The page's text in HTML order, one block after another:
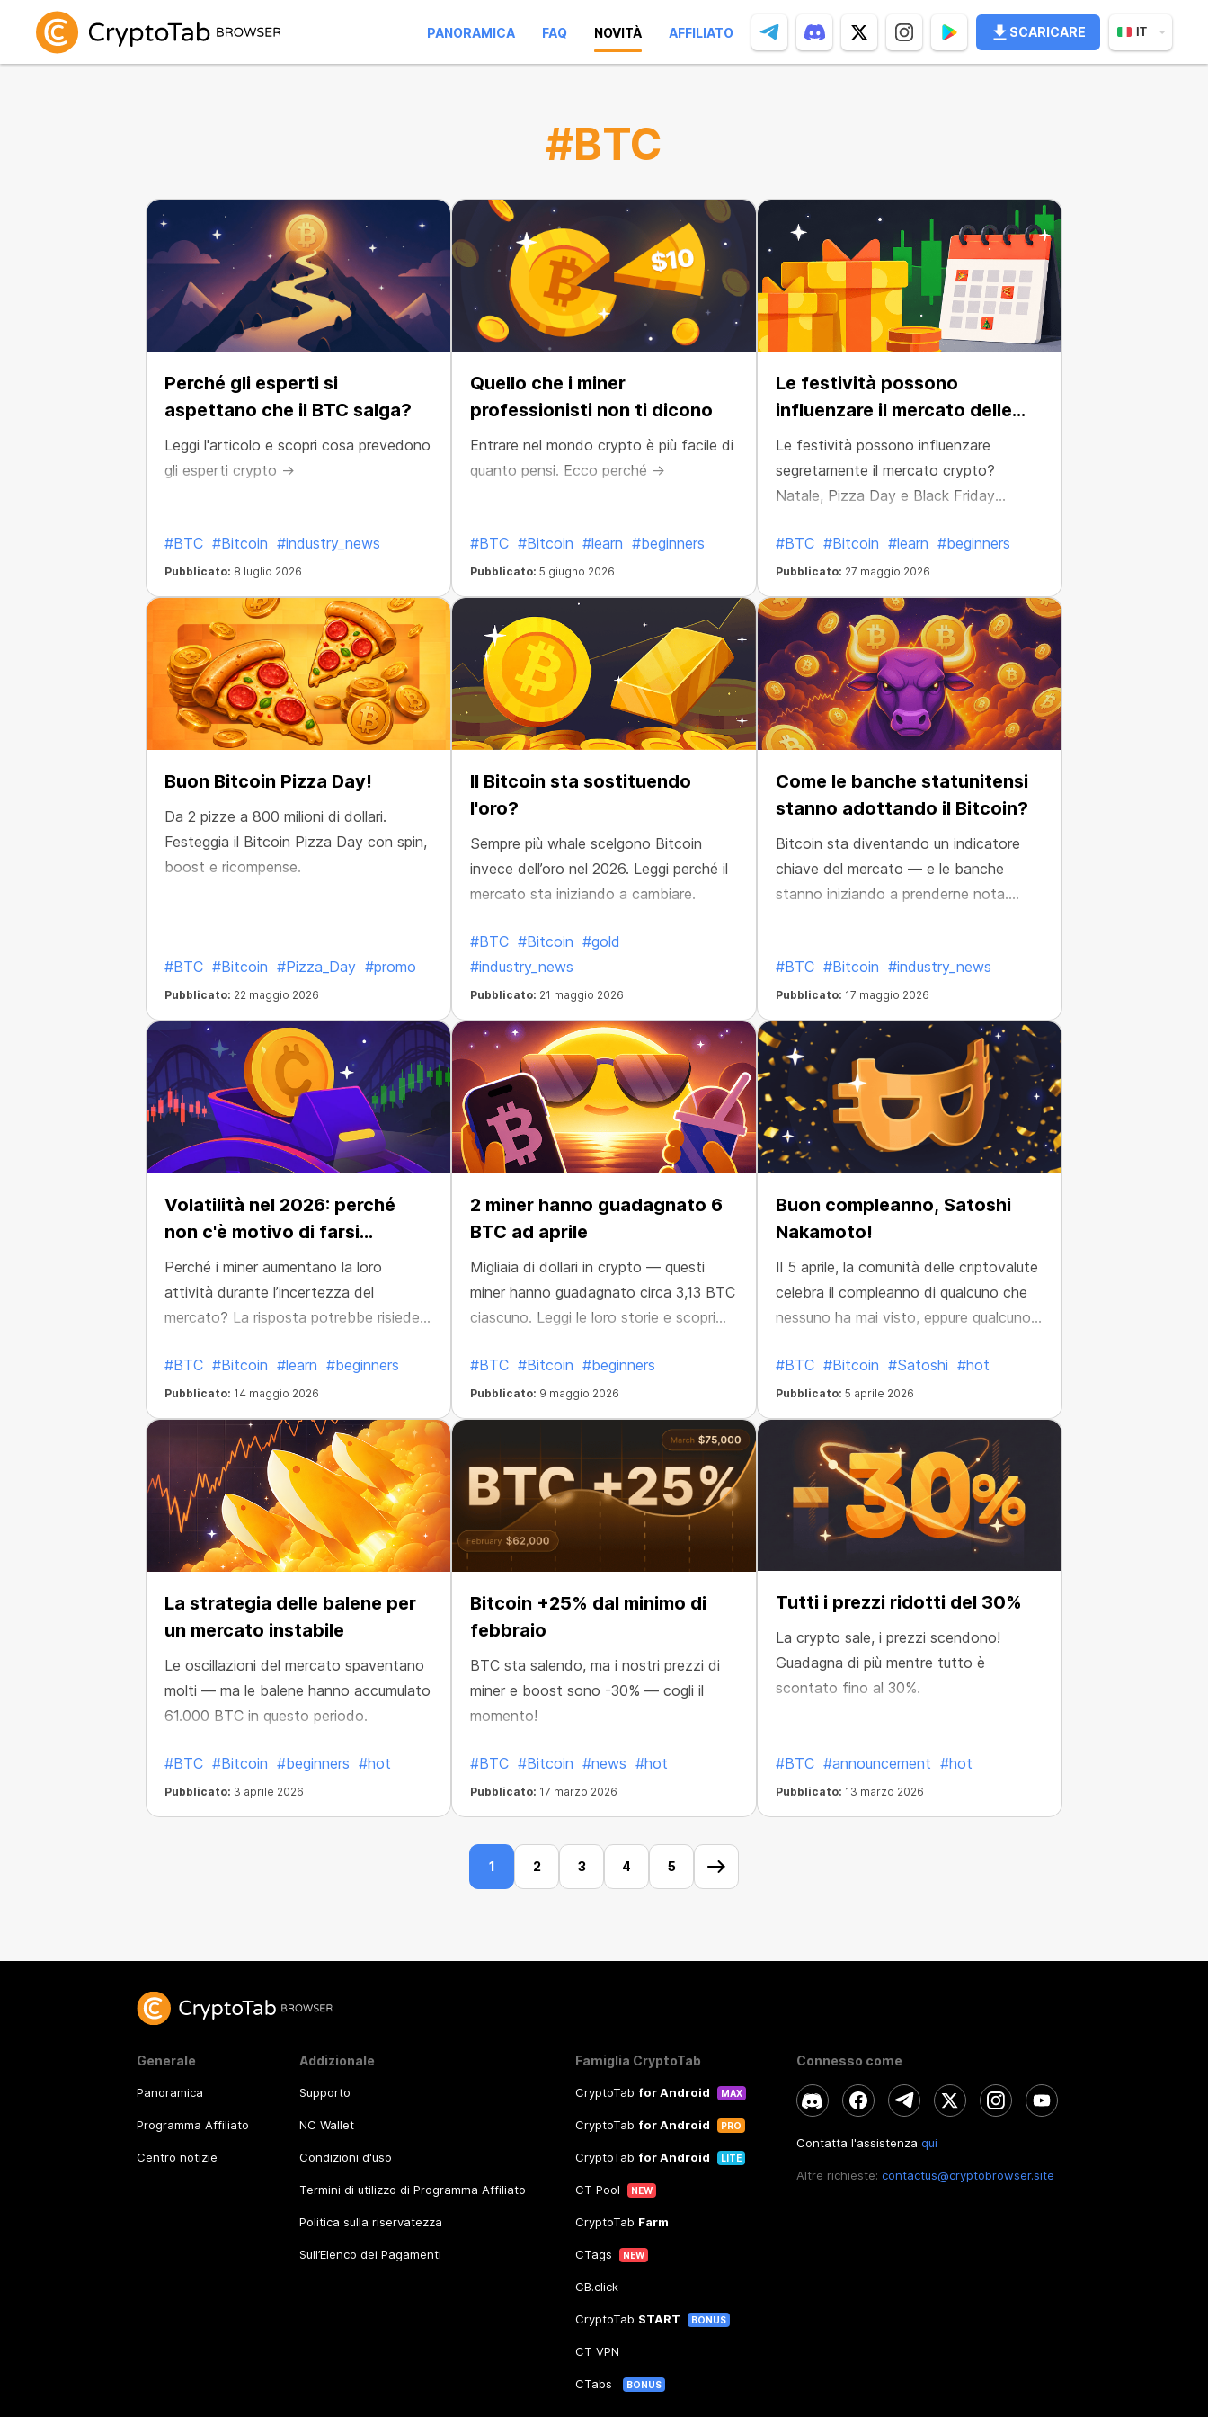
PANORAMICA FAQ NOVITÀ AFFILIATO SCARICARE IT
#BTC
Perché gli esperti si
aspettano che il BTC salga?
Leggi l'articolo e scopri cosa prevedono
gli esperti crypto →
#BTC #Bitcoin #industry_news
Pubblicato: 8 luglio 2026
Quello che i miner
professionisti non ti dicono
Entrare nel mondo crypto è più facile di
quanto pensi. Ecco perché →
#BTC #Bitcoin #learn #beginners
Pubblicato: 5 giugno 2026
Le festività possono
influenzare il mercato delle
criptovalute?
Le festività possono influenzare
segretamente il mercato crypto?
Natale, Pizza Day e Black Friday
più del previsto.
#BTC #Bitcoin #learn #beginners
Pubblicato: 27 maggio 2026
Buon Bitcoin Pizza Day!
Da 2 pizze a 800 milioni di dollari.
Festeggia il Bitcoin Pizza Day con spin,
boost e ricompense.
#BTC #Bitcoin #Pizza_Day #promo
Pubblicato: 22 maggio 2026
Il Bitcoin sta sostituendo
l'oro?
Sempre più whale scelgono Bitcoin
invece dell’oro nel 2026. Leggi perché il
mercato sta iniziando a cambiare.
#BTC #Bitcoin #gold
#industry_news
Pubblicato: 21 maggio 2026
Come le banche statunitensi
stanno adottando il Bitcoin?
Bitcoin sta diventando un indicatore
chiave del mercato — e le banche
stanno iniziando a prenderne nota.
#BTC #Bitcoin #industry_news
Pubblicato: 17 maggio 2026
Volatilità nel 2026: perché
non c'è motivo di farsi
prendere dal panico
Perché i miner aumentano la loro
attività durante l’incertezza del
mercato? La risposta potrebbe risiedere
#BTC #Bitcoin #learn #beginners
Pubblicato: 14 maggio 2026
2 miner hanno guadagnato 6
BTC ad aprile
Migliaia di dollari in crypto — questi
miner hanno guadagnato circa 3,13 BTC
ciascuno. Leggi le loro storie e scopri
#BTC #Bitcoin #beginners
Pubblicato: 9 maggio 2026
Buon compleanno, Satoshi
Nakamoto!
Il 5 aprile, la comunità delle criptovalute
celebra il compleanno di qualcuno che
nessuno ha mai visto, eppure qualcuno
#BTC #Bitcoin #Satoshi #hot
Pubblicato: 5 aprile 2026
La strategia delle balene per
un mercato instabile
Le oscillazioni del mercato spaventano
molti — ma le balene hanno accumulato
61.000 BTC in questo periodo.
#BTC #Bitcoin #beginners #hot
Pubblicato: 3 aprile 2026
Bitcoin +25% dal minimo di
febbraio
BTC sta salendo, ma i nostri prezzi di
miner e boost sono -30% — cogli il
momento!
#BTC #Bitcoin #news #hot
Pubblicato: 17 marzo 2026
Tutti i prezzi ridotti del 30%
La crypto sale, i prezzi scendono!
Guadagna di più mentre tutto è
scontato fino al 30%.
#BTC #announcement #hot
Pubblicato: 13 marzo 2026
1 2 3 4 5
Generale
Panoramica
Programma Affiliato
Centro notizie
Addizionale
Supporto
NC Wallet
Condizioni d'uso
Termini di utilizzo di Programma Affiliato
Politica sulla riservatezza
Sull’Elenco dei Pagamenti
Famiglia CryptoTab
CryptoTab for Android MAX
CryptoTab for Android PRO
CryptoTab for Android LITE
CT Pool NEW
CryptoTab Farm
CTags NEW
CB.click
CryptoTab START BONUS
CT VPN
CTabs BONUS
Connesso come
Contatta l'assistenza qui
Altre richieste: contactus@cryptobrowser.site